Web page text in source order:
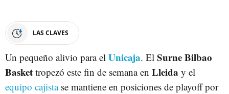
LAS CLAVES
Un pequeño alivio para el Unicaja. El Surne Bilbao
Basket tropezó este fin de semana en Lleida y el
equipo cajistase mantiene en posiciones de playoff por